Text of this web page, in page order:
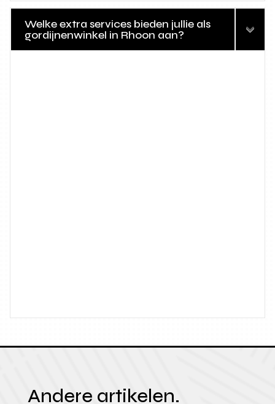
Welke extra services bieden jullie als
gordijnenwinkel in Rhoon aan?
Andere artikelen.